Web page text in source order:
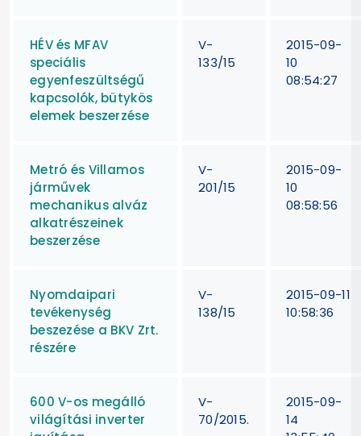
HÉV és MFAV
speciális
egyenfeszültségű
kapcsolók, bütykös
elemek beszerzése
V-
133/15
2015-09-
10
08:54:27
Metró és Villamos
járművek
mechanikus alváz
alkatrészeinek
beszerzése
V-
201/15
2015-09-
10
08:58:56
Nyomdaipari
tevékenység
beszezése a BKV Zrt.
részére
V-
138/15
2015-09-11
10:58:36
600 V-os megálló
világítási inverter
V-
70/2015.
2015-09-
14